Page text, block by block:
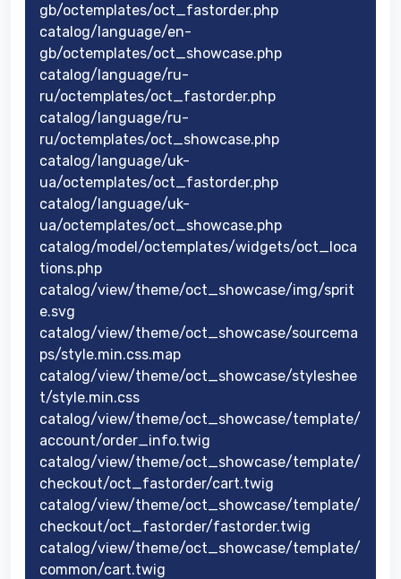
gb/octemplates/oct_fastorder.php
catalog/language/en-
gb/octemplates/oct_showcase.php
catalog/language/ru-
ru/octemplates/oct_fastorder.php
catalog/language/ru-
ru/octemplates/oct_showcase.php
catalog/language/uk-
ua/octemplates/oct_fastorder.php
catalog/language/uk-
ua/octemplates/oct_showcase.php
catalog/model/octemplates/widgets/oct_loca
tions.php
catalog/view/theme/oct_showcase/img/sprit
e.svg
catalog/view/theme/oct_showcase/sourcema
ps/style.min.css.map
catalog/view/theme/oct_showcase/styleshee
t/style.min.css
catalog/view/theme/oct_showcase/template/
account/order_info.twig
catalog/view/theme/oct_showcase/template/
checkout/oct_fastorder/cart.twig
catalog/view/theme/oct_showcase/template/
checkout/oct_fastorder/fastorder.twig
catalog/view/theme/oct_showcase/template/
common/cart.twig